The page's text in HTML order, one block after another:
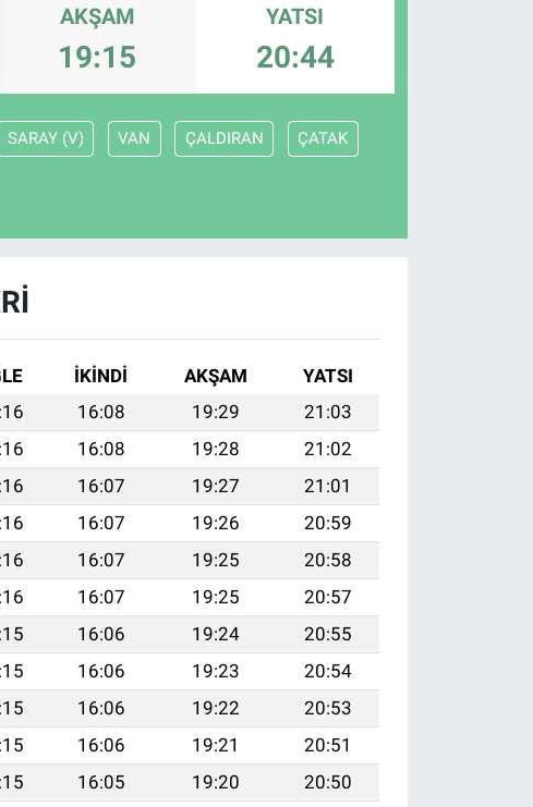
AKŞAM
19:15
YATSI
20:44
SARAY (V) VAN ÇALDIRAN ÇATAK
İKINDI AKŞAM
YATSI
16:08 19:29
21:03
16:08 19:28
21:02
16:07 19:27
21:01
16:07 19:26
20:59
16:07 19:25
20:58
16:07 19:25
20:57
16:06 19:24
20:55
16:06 19:23
20:54
16:06 19:22
20:53
16:06 19:21
20:51
16:05 19:20
20:50